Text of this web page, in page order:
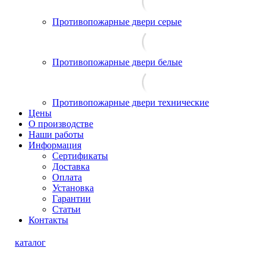
Противопожарные двери серые
Противопожарные двери белые
Противопожарные двери технические
Цены
О производстве
Наши работы
Информация
Сертификаты
Доставка
Оплата
Установка
Гарантии
Статьи
Контакты
каталог